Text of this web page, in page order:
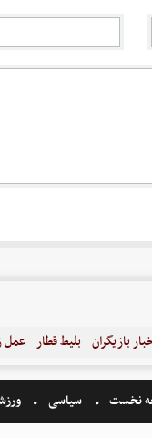
بازیگران بلیط قطار عمل
نخست سیاسی